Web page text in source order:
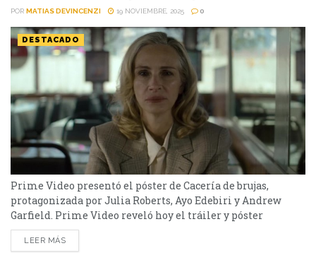
POR MATIAS DEVINCENZI 19 NOVIEMBRE, 2025 0
DESTACADO
Prime Video presentó el póster de Cacería de brujas,
protagonizada por Julia Roberts, Ayo Edebiri y Andrew
Garfield. Prime Video reveló hoy el tráiler y póster
de Cacería de brujas, la película de Amazon MGM Studios
que estará disponible en Prime Video en más de 240 países
LEER MÁS